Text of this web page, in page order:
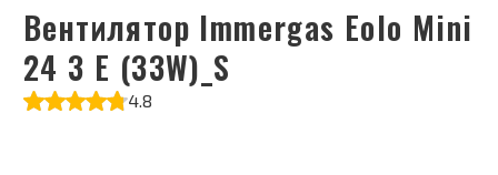
Вентилятор Immergas Eolo Mini
24 3 E (33W)_S
4.8